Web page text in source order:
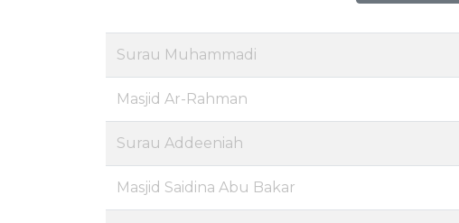
Surau Muhammadi
Masjid Ar-Rahman
Surau Addeeniah
Masjid Saidina Abu Bakar